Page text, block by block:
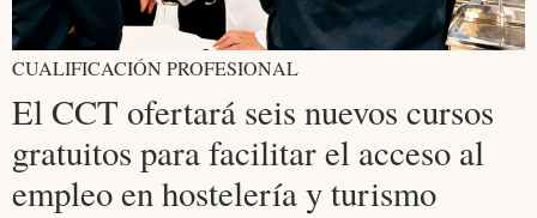
CUALIFICACIÓN PROFESIONAL
El CCT ofertará seis nuevos cursos
gratuitos para facilitar el acceso al
empleo en hostelería y turismo